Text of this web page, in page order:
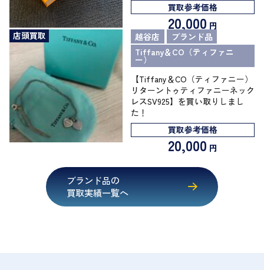
買取参考価格
20,000 円
店頭買取
越谷店
ブランド品
Tiffany＆CO（ティファニ
ー）
【Tiffany＆CO（ティファニー）
リターントゥティファニーネック
レスSV925】を買い取りしまし
た！
買取参考価格
20,000 円
ブランド品の
買取実績一覧へ